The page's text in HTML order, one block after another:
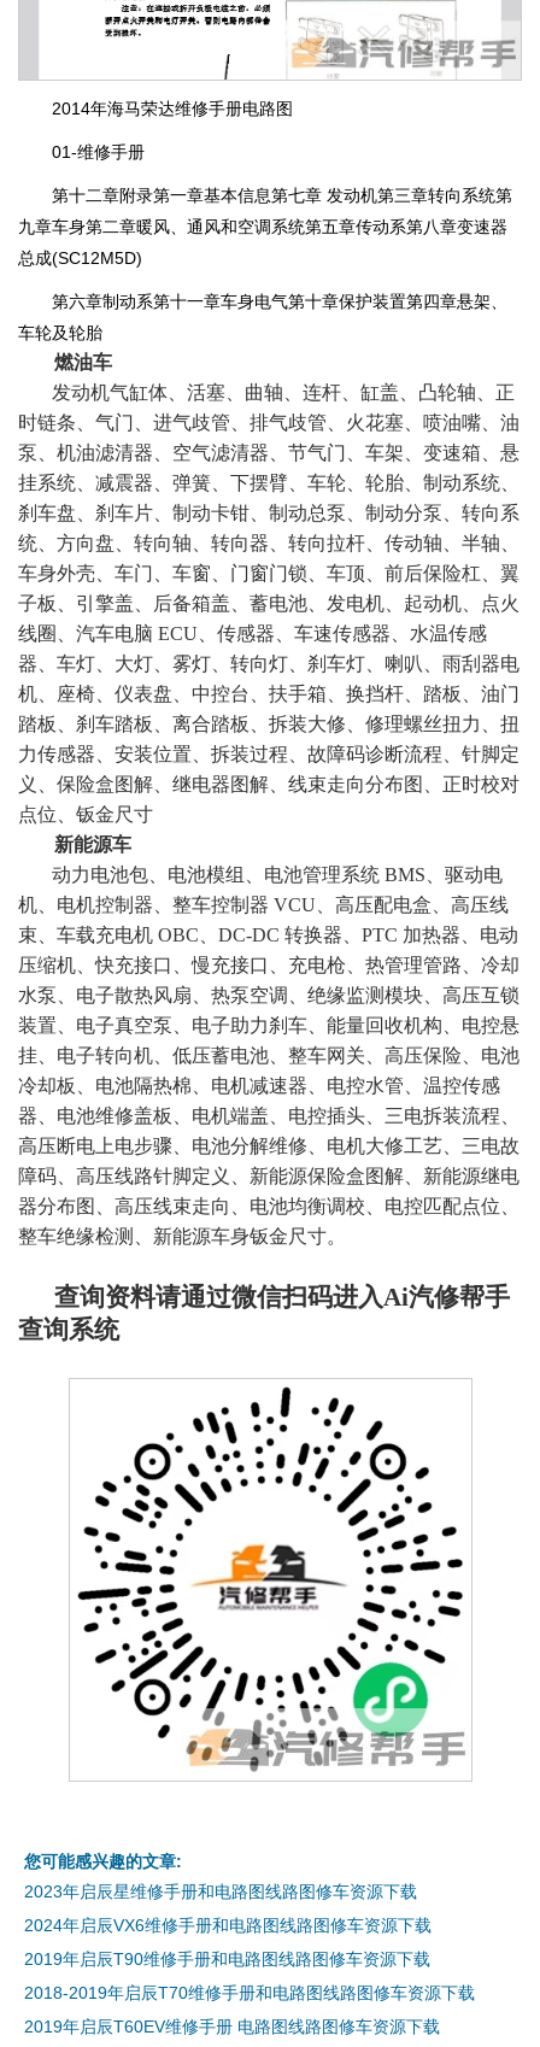
2014年海马荣达维修手册电路图
01-维修手册
第十二章附录第一章基本信息第七章 发动机第三章转向系统第
九章车身第二章暖风、通风和空调系统第五章传动系第八章变速器
总成(SC12M5D)
第六章制动系第十一章车身电气第十章保护装置第四章悬架、
车轮及轮胎
燃油车
发动机气缸体、活塞、曲轴、连杆、缸盖、凸轮轴、正
时链条、气门、进气歧管、排气歧管、火花塞、喷油嘴、油
泵、机油滤清器、空气滤清器、节气门、车架、变速箱、悬
挂系统、减震器、弹簧、下摆臂、车轮、轮胎、制动系统、
刹车盘、刹车片、制动卡钳、制动总泵、制动分泵、转向系
统、方向盘、转向轴、转向器、转向拉杆、传动轴、半轴、
车身外壳、车门、车窗、门窗门锁、车顶、前后保险杠、翼
子板、引擎盖、后备箱盖、蓄电池、发电机、起动机、点火
线圈、汽车电脑 ECU、传感器、车速传感器、水温传感
器、车灯、大灯、雾灯、转向灯、刹车灯、喇叭、雨刮器电
机、座椅、仪表盘、中控台、扶手箱、换挡杆、踏板、油门
踏板、刹车踏板、离合踏板、拆装大修、修理螺丝扭力、扭
力传感器、安装位置、拆装过程、故障码诊断流程、针脚定
义、保险盒图解、继电器图解、线束走向分布图、正时校对
点位、钣金尺寸
新能源车
动力电池包、电池模组、电池管理系统 BMS、驱动电
机、电机控制器、整车控制器 VCU、高压配电盒、高压线
束、车载充电机 OBC、DC-DC 转换器、PTC 加热器、电动
压缩机、快充接口、慢充接口、充电枪、热管理管路、冷却
水泵、电子散热风扇、热泵空调、绝缘监测模块、高压互锁
装置、电子真空泵、电子助力刹车、能量回收机构、电控悬
挂、电子转向机、低压蓄电池、整车网关、高压保险、电池
冷却板、电池隔热棉、电机减速器、电控水管、温控传感
器、电池维修盖板、电机端盖、电控插头、三电拆装流程、
高压断电上电步骤、电池分解维修、电机大修工艺、三电故
障码、高压线路针脚定义、新能源保险盒图解、新能源继电
器分布图、高压线束走向、电池均衡调校、电控匹配点位、
整车绝缘检测、新能源车身钣金尺寸。
查询资料请通过微信扫码进入Ai汽修帮手
查询系统
您可能感兴趣的文章:
2023年启辰星维修手册和电路图线路图修车资源下载
2024年启辰VX6维修手册和电路图线路图修车资源下载
2019年启辰T90维修手册和电路图线路图修车资源下载
2018-2019年启辰T70维修手册和电路图线路图修车资源下载
2019年启辰T60EV维修手册 电路图线路图修车资源下载